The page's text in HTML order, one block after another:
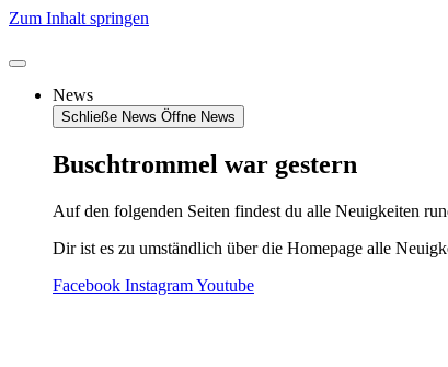
Zum Inhalt springen
News
Schließe News Öffne News
Buschtrommel war gestern
Auf den folgenden Seiten findest du alle Neuigkeiten
Dir ist es zu umständlich über die Homepage alle
Facebook InstagramYoutube